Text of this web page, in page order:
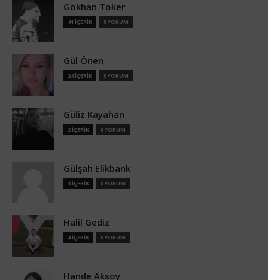
Gökhan Toker
41 İÇERİK 0 YORUM
Gül Önen
24 İÇERİK 0 YORUM
Güliz Kayahan
2 İÇERİK 0 YORUM
Gülşah Elikbank
3 İÇERİK 0 YORUM
Halil Gediz
4 İÇERİK 0 YORUM
Hande Aksoy